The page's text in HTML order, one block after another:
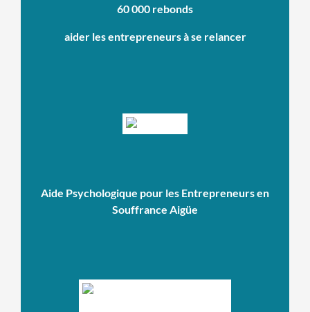
60 000 rebonds
aider les entrepreneurs à se relancer
Aide Psychologique pour les Entrepreneurs en
Souffrance Aigüe